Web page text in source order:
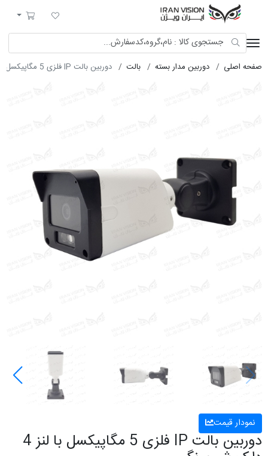
لیست مورد علاقه
سبد خرید
صفحه اصلی دوربین مدار بسته بالت دوربین بالت IP فلزی 5 مگاپیکسل با لنز 4 دارک شب رنگی
نمودار قیمت
دوربین بالت IP فلزی 5 مگاپیکسل با لنز 4